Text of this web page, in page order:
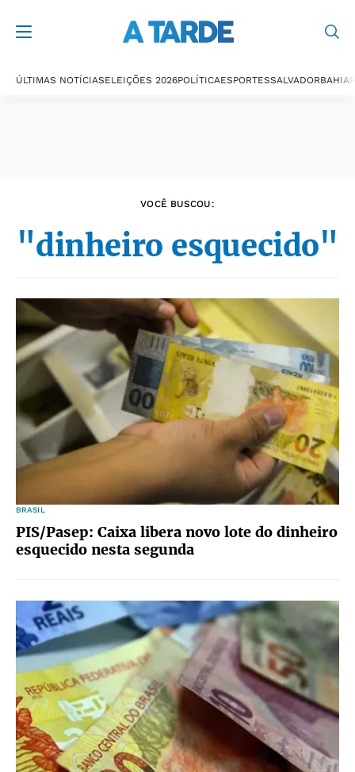
ÚLTIMAS NOTÍCIASELEIÇÕES 2026POLÍTICAESPORTESSALVADORBAHIA
VOCÊ BUSCOU:
"dinheiro esquecido"
BRASIL
PIS/Pasep: Caixa libera novo lote do dinheiro
esquecido nesta segunda